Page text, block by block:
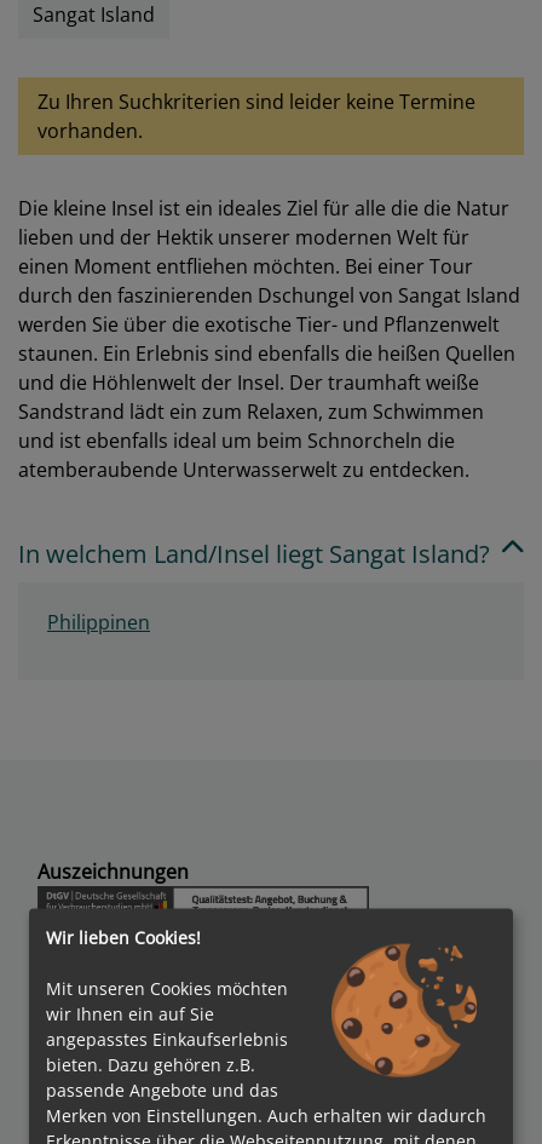
Sangat Island
Zu Ihren Suchkriterien sind leider keine Termine
vorhanden.
Die kleine Insel ist ein ideales Ziel für alle die die Natur
lieben und der Hektik unserer modernen Welt für
einen Moment entfliehen möchten. Bei einer Tour
durch den faszinierenden Dschungel von Sangat Island
werden Sie über die exotische Tier- und Pflanzenwelt
staunen. Ein Erlebnis sind ebenfalls die heißen Quellen
und die Höhlenwelt der Insel. Der traumhaft weiße
Sandstrand lädt ein zum Relaxen, zum Schwimmen
und ist ebenfalls ideal um beim Schnorcheln die
atemberaubende Unterwasserwelt zu entdecken.
In welchem Land/Insel liegt Sangat Island?
Philippinen
Auszeichnungen
Verbände
Wir lieben Cookies!
Mit unseren Cookies möchten
wir Ihnen ein auf Sie
angepasstes Einkaufserlebnis
bieten. Dazu gehören z.B.
passende Angebote und das
Merken von Einstellungen. Auch erhalten wir dadurch